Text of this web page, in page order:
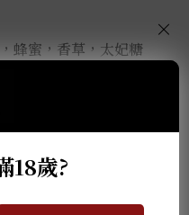
蜂蜜，香草，太妃糖
甜檸檬，生薑，白胡
18歲?
×